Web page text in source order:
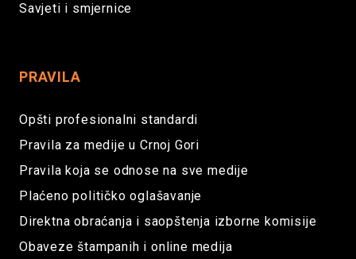
Savjeti i smjernice
PRAVILA
Opšti profesionalni standardi
Pravila za medije u Crnoj Gori
Pravila koja se odnose na sve medije
Plaćeno političko oglašavanje
Direktna obraćanja i saopštenja izborne komisije
Obaveze štampanih i online medija